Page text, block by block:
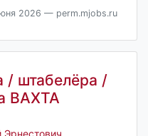
2026 — perm.mjobs.ru
/ штабелёра /
ВАХТА